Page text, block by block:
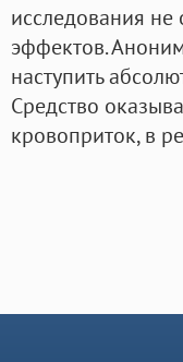
исследования
эффектов.
наступить
Средство
кровоприток, в